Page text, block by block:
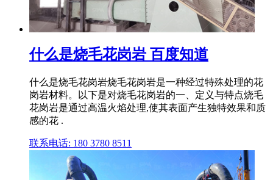
什么是烧毛花岗岩 百度知道
什么是烧毛花岗岩烧毛花岗岩是一种经过特殊处理的花
岗岩材料。以下是对烧毛花岗岩的一、定义与特点烧毛
花岗岩是通过高温火焰处理,使其表面产生独特效果和质
感的花 .
联系电话: 180 3780 8511